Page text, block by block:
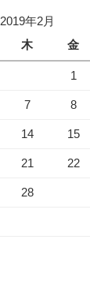
2019年2月
木 金
1
7 8
14 15
21 22
28